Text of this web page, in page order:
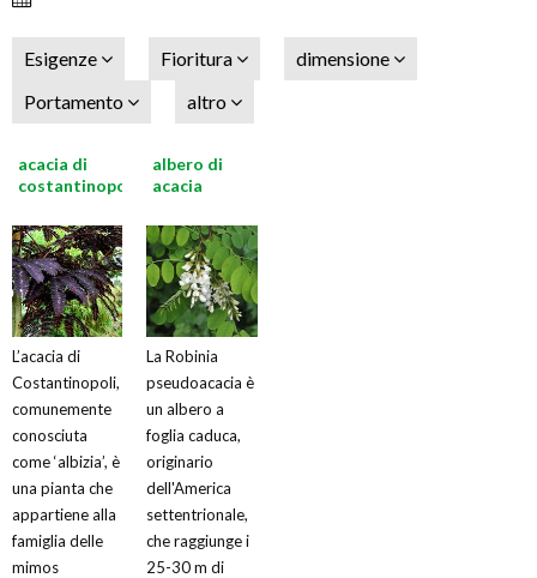
Esigenze Fioritura
dimensione
Portamento
altro
acacia di
costantinopoli
L’acacia di
Costantinopoli,
comunemente
conosciuta
come ‘albizia’, è
una pianta che
appartiene alla
famiglia delle
mimos
albero di
acacia
La Robinia
pseudoacacia è
un albero a
foglia caduca,
originario
dell'America
settentrionale,
che raggiunge i
25-30 m di